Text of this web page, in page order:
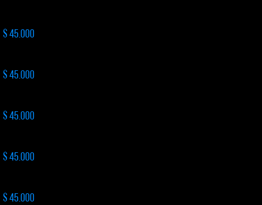
$ 45.000
$ 45.000
$ 45.000
$ 45.000
$ 45.000